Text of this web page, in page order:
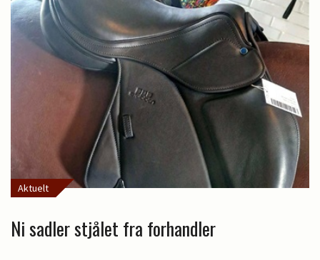
Aktuelt
Ni sadler stjålet fra forhandler